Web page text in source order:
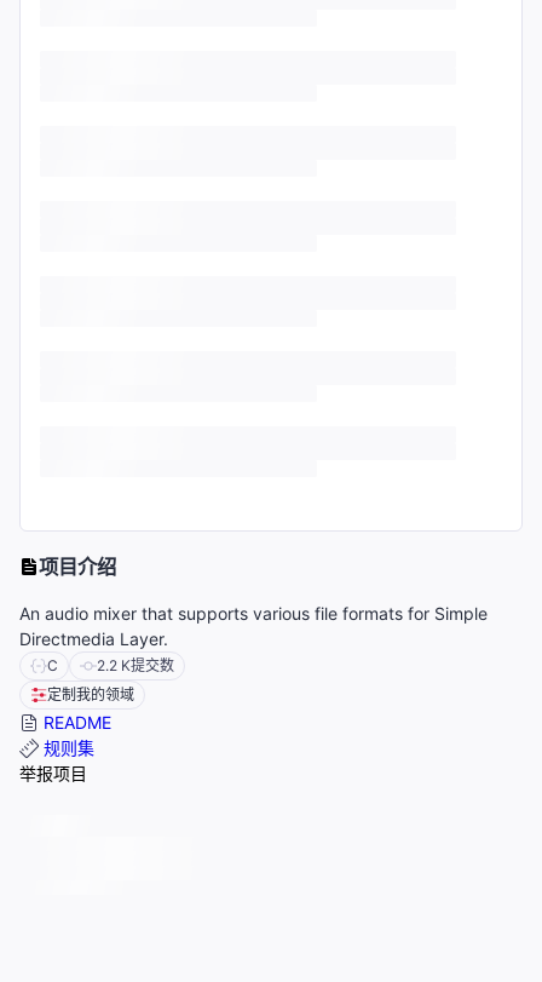
项目介绍
An audio mixer that supports various file formats for Simple
Directmedia Layer.
C 2.2 K提交数
定制我的领域
README
规则集
举报项目